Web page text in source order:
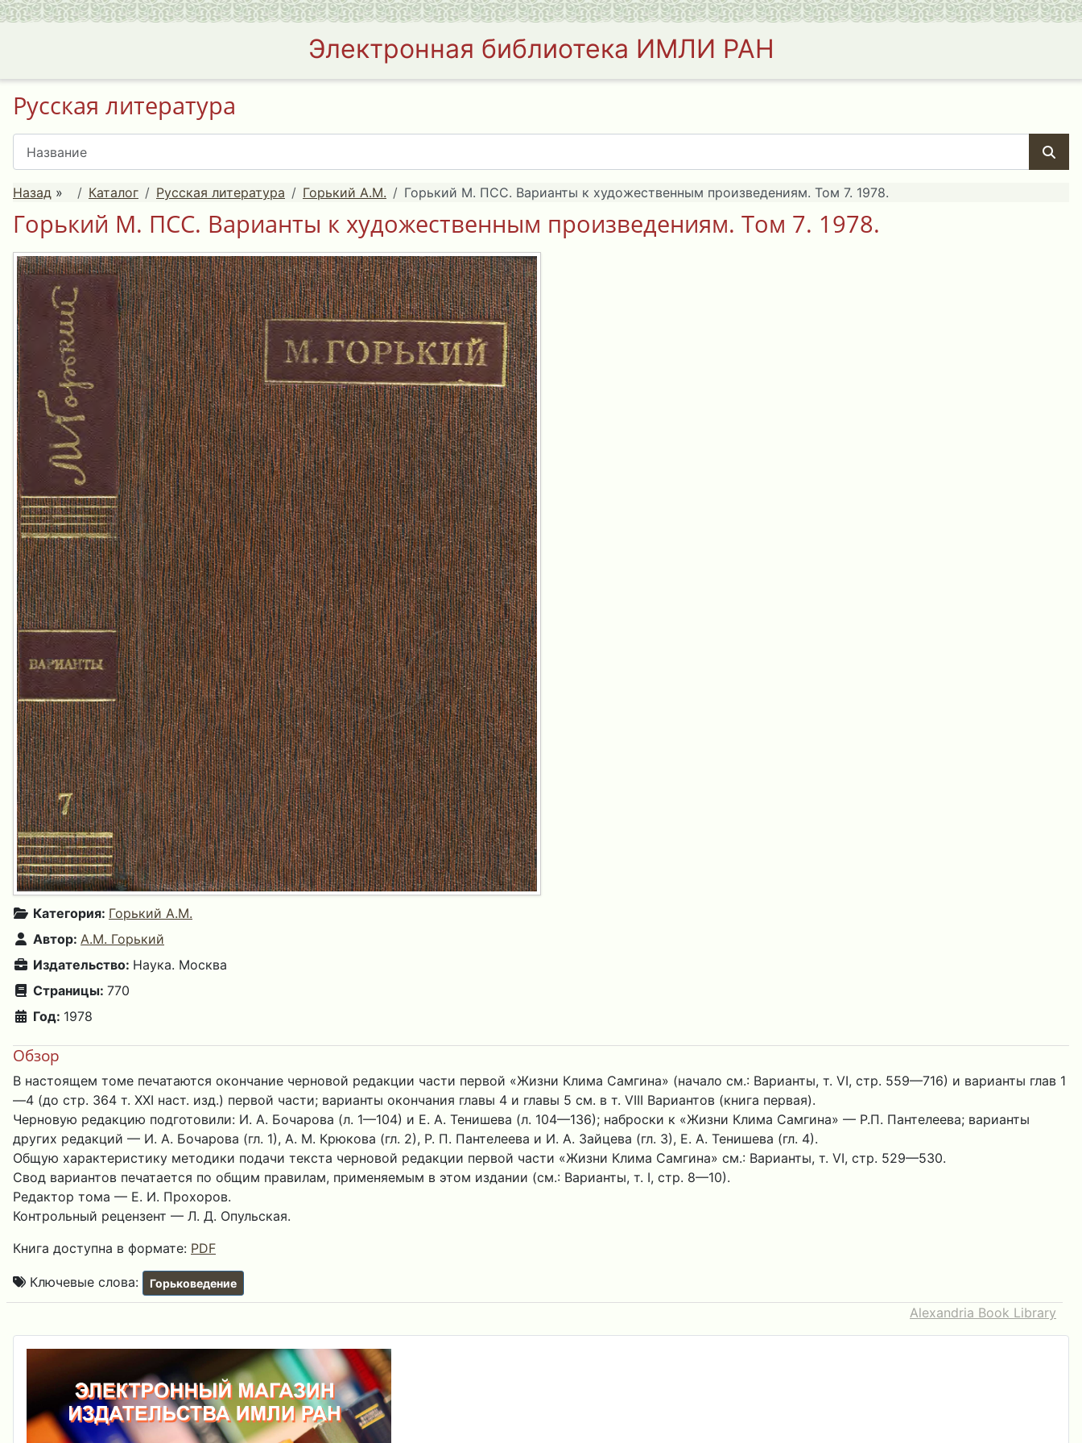
Электронная библиотека ИМЛИ РАН
Русская литература
Назад » Каталог Русская литература Горький А.М. Горький М. ПСС. Варианты к художественным произведениям. Том 7. 1978.
Горький М. ПСС. Варианты к художественным произведениям. Том 7. 1978.
Категория: Горький А.М.
Автор: А.М. Горький
Издательство: Наука. Москва
Страницы: 770
Год: 1978
Обзор
В настоящем томе печатаются окончание черновой редакции части первой «Жизни Клима Самгина» (начало см.: Варианты, т. VI, стр. 559—716) и варианты глав 1
—4 (до стр. 364 т. XXI наст. изд.) первой части; варианты окончания главы 4 и главы 5 см. в т. VIII Вариантов (книга первая).
Черновую редакцию подготовили: И. А. Бочарова (л. 1—104) и Е. А. Тенишева (л. 104—136); наброски к «Жизни Клима Самгина» — Р.П. Пантелеева; варианты
других редакций — И. А. Бочарова (гл. 1), А. М. Крюкова (гл. 2), Р. П. Пантелеева и И. А. Зайцева (гл. 3), Е. А. Тенишева (гл. 4).
Общую характеристику методики подачи текста черновой редакции первой части «Жизни Клима Самгина» см.: Варианты, т. VI, стр. 529—530.
Свод вариантов печатается по общим правилам, применяемым в этом издании (см.: Варианты, т. I, стр. 8—10).
Редактор тома — Е. И. Прохоров.
Контрольный рецензент — Л. Д. Опульская.
Книга доступна в формате: PDF
Ключевые слова: Горьковедение
Alexandria Book Library